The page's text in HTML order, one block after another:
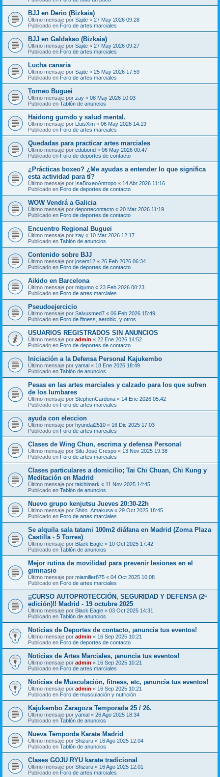
BJJ en Derio (Bizkaia)
Último mensaje por Sajite « 27 May 2026 09:28
Publicado en Foro de artes marciales
BJJ en Galdakao (Bizkaia)
Último mensaje por Sajite « 27 May 2026 09:27
Publicado en Foro de artes marciales
Lucha canaria
Último mensaje por Sajite « 25 May 2026 17:59
Publicado en Foro de artes marciales
Torneo Buguei
Último mensaje por zay « 08 May 2026 10:03
Publicado en Tablón de anuncios
Haidong gumdo y salud mental.
Último mensaje por LluisXim « 06 May 2026 14:19
Publicado en Foro de artes marciales
Quedadas para practicar artes marciales
Último mensaje por edubond « 06 May 2026 00:47
Publicado en Foro de deportes de contacto
¿Prácticas boxeo? ¿Me ayudas a entender lo que significa
esta actividad para tí?
Último mensaje por IsaBoxeoAntropo « 14 Abr 2026 11:16
Publicado en Foro de deportes de contacto
WOW Vendrá a Galicia
Último mensaje por deportecontacto « 20 Mar 2026 11:19
Publicado en Foro de deportes de contacto
Encuentro Regional Buguei
Último mensaje por zay « 10 Mar 2026 12:17
Publicado en Tablón de anuncios
Contenido sobre BJJ
Último mensaje por josem12 « 26 Feb 2026 06:34
Publicado en Foro de deportes de contacto
Aikido en Barcelona
Último mensaje por migumo « 23 Feb 2026 08:23
Publicado en Foro de artes marciales
Pseudoejercicio
Último mensaje por Salvusmed7 « 06 Feb 2026 15:49
Publicado en Foro de fitness, aerobic, y otros.
USUARIOS REGISTRADOS SIN ANUNCIOS
Último mensaje por admin « 22 Ene 2026 14:52
Publicado en Foro de deportes de contacto
Iniciación a la Defensa Personal Kajukembo
Último mensaje por yamal « 18 Ene 2026 18:49
Publicado en Tablón de anuncios
Pesas en las artes marciales y calzado para los que sufren
de los lumbares
Último mensaje por StephenCardona « 14 Ene 2026 05:42
Publicado en Foro de artes marciales
ayuda con eleccion
Último mensaje por hyundai2510 « 16 Dic 2025 17:03
Publicado en Foro de artes marciales
Clases de Wing Chun, escrima y defensa Personal
Último mensaje por Sifu José Crespo « 13 Nov 2025 19:38
Publicado en Foro de artes marciales
Clases particulares a domicilio; Tai Chi Chuan, Chi Kung y
Meditación en Madrid
Último mensaje por taichimark « 11 Nov 2025 14:45
Publicado en Tablón de anuncios
Nuevo grupo kenjutsu Jueves 20:30-22h
Último mensaje por Shiro_Amakusa « 29 Oct 2025 18:45
Publicado en Foro de artes marciales
Se alquila sala tatami 100m2 diáfana en Madrid (Zoma Plaza
Castilla - 5 Torres)
Último mensaje por Black Eagle « 10 Oct 2025 17:42
Publicado en Tablón de anuncios
Mejor rutina de movilidad para prevenir lesiones en el
gimnasio
Último mensaje por miamiller875 « 04 Oct 2025 10:08
Publicado en Foro de artes marciales
¡¡CURSO AUTOPROTECCIÓN, SEGURIDAD Y DEFENSA (2ª
edición)!! Madrid - 19 octubre 2025
Último mensaje por Black Eagle « 03 Oct 2025 14:31
Publicado en Tablón de anuncios
Noticias de Deportes de contacto, ¡anuncia tus eventos!
Último mensaje por admin « 16 Sep 2025 10:21
Publicado en Foro de deportes de contacto
Noticias de Artes Marciales, ¡anuncia tus eventos!
Último mensaje por admin « 16 Sep 2025 10:21
Publicado en Foro de artes marciales
Noticias de Musculación, fitness, etc, ¡anuncia tus eventos!
Último mensaje por admin « 16 Sep 2025 10:21
Publicado en Foro de musculación y nutrición
Kajukembo Zaragoza Temporada 25 / 26.
Último mensaje por yamal « 26 Ago 2025 18:34
Publicado en Tablón de anuncios
Nueva Temporda Karate Madrid
Último mensaje por Shizuru « 16 Ago 2025 12:04
Publicado en Tablón de anuncios
Clases GOJU RYU karate tradicional
Último mensaje por Shizuru « 16 Ago 2025 12:01
Publicado en Foro de artes marciales